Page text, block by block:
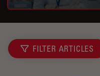
FILTER ARTICLES